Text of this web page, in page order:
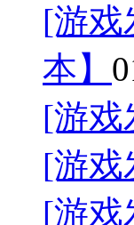
[游戏
本】
[游戏
[游戏
[游戏